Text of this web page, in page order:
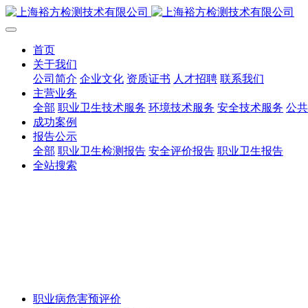
首页
关于我们
公司简介 企业文化 资质证书 人才招聘 联系我们
主营业务
全部 职业卫生技术服务 环境技术服务 安全技术服务 公
成功案例
报告公示
全部 职业卫生检测报告 安全评价报告 职业卫生报告
全站搜索
职业病危害预评价